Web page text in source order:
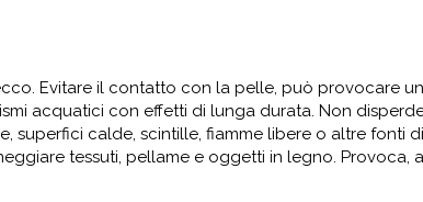
Evitare il contatto con la pelle, può provocare
acquatici con effetti di lunga durata. Non
calde, scintille, fiamme libere o altre fonti
tessuti, pellame e oggetti in legno. Provoca,